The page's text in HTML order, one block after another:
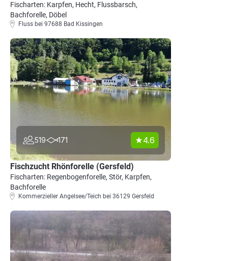
Fischarten: Karpfen, Hecht, Flussbarsch,
Bachforelle, Döbel
Fluss bei 97688 Bad Kissingen
519 171 4.6
Fischzucht Rhönforelle (Gersfeld)
Fischarten: Regenbogenforelle, Stör, Karpfen,
Bachforelle
Kommerzieller Angelsee/Teich bei 36129 Gersfeld